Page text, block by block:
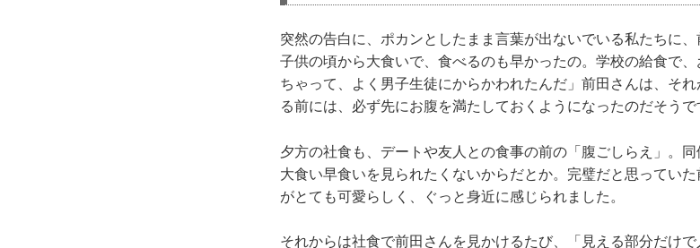
突然の告白に、ポカンとしたまま言葉が出ないでいる私たちに、
子供の頃から大食いで、食べるのも早かったの。学校の給食で
ちゃって、よく男子生徒にからかわれたんだ」前田さんは、そ
る前には、必ず先にお腹を満たしておくようになったのだそうで
夕方の社食も、デートや友人との食事の前の「腹ごしらえ」。
大食い早食いを見られたくないからだとか。完璧だと思ってい
がとても可愛らしく、ぐっと身近に感じられました。
それからは社食で前田さんを見かけるたび、「見える部分だけ